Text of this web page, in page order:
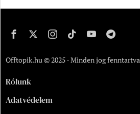
Offtopik.hu © 2025 - Minden jog fenntartva
Rólunk
Adatvédelem